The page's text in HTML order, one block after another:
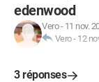
edenwood
Vero- 11 nov.
Vero- 12
3 réponses